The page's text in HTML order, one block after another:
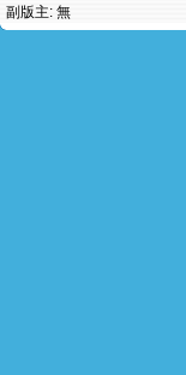
副版主: 無